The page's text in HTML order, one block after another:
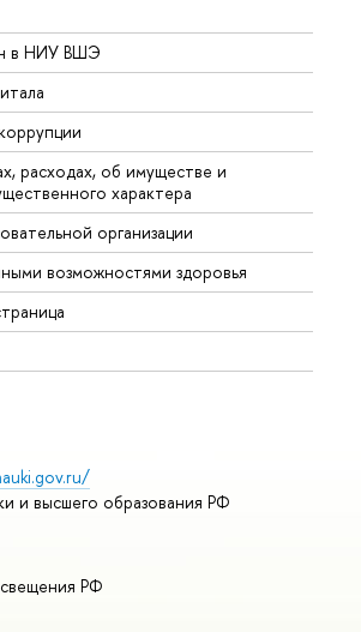
в НИУ ВШЭ
расходах, об имуществе и
характера
организации
возможностями здоровья
и высшего образования РФ
РФ